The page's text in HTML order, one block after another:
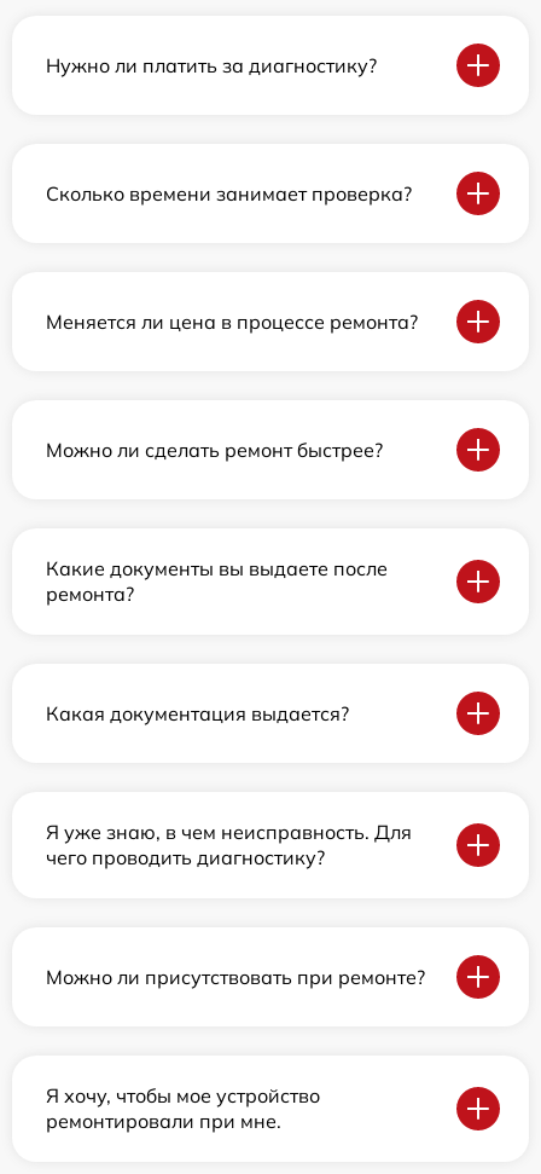
Нужно ли платить за диагностику?
Сколько времени занимает проверка?
Меняется ли цена в процессе ремонта?
Можно ли сделать ремонт быстрее?
Какие документы вы выдаете после
ремонта?
Какая документация выдается?
Я уже знаю, в чем неисправность. Для
чего проводить диагностику?
Можно ли присутствовать при ремонте?
Я хочу, чтобы мое устройство
ремонтировали при мне.